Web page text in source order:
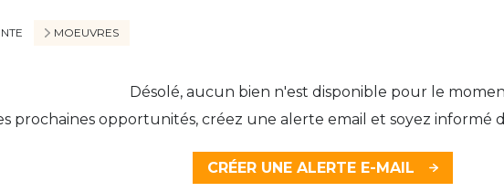
MOEUVRES
Désolé, aucun bien n'est disponible pour le
prochaines opportunités, créez une alerte email et soyez informé
CRÉER UNE ALERTE E-MAIL